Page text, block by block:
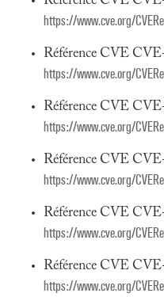
https://www.cve.org/
Référence CVE
https://www.cve.org/
Référence CVE
https://www.cve.org/
Référence CVE
https://www.cve.org/
Référence CVE
https://www.cve.org/
Référence CVE
https://www.cve.org/